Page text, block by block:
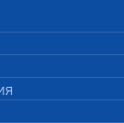
с
для